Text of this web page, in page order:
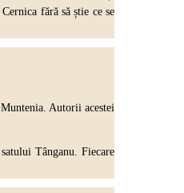
fără să știe ce se
Autorii acestei
Tânganu. Fiecare